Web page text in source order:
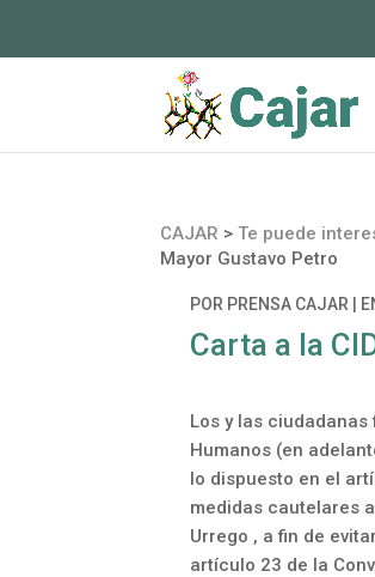
CAJAR >Te puede
Mayor Gustavo Petro
POR PRENSA CAJAR
Carta a la
Los y las
Humanos (en
lo dispuesto en el
medidas cautelares
Urrego , a fin de
artículo 23 de la